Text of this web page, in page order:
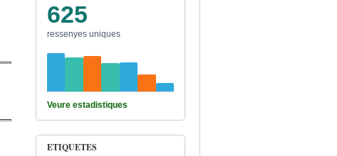
625
ressenyes uniques
Veure estadistiques
ETIQUETES